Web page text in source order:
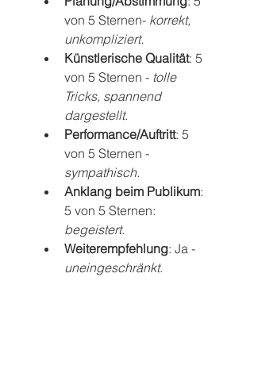
von 5 Sternen- korrekt,
unkompliziert.
Künstlerische Qualität: 5
von 5 Sternen - tolle
Tricks, spannend
dargestellt.
Performance/Auftritt: 5
von 5 Sternen -
sympathisch.
Anklang beim Publikum:
5 von 5 Sternen:
begeistert.
Weiterempfehlung: Ja -
uneingeschränkt.